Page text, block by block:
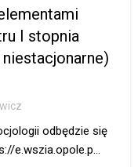
I stopnia
odbędzie się
e.wszia.opole.p...